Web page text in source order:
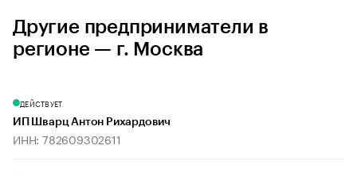
Другие предприниматели в
регионе — г. Москва
ДЕЙСТВУЕТ
ИП Шварц Антон Рихардович
ИНН: 782609302611